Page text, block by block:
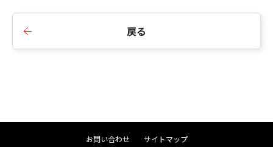
字コードを含んでいた不具合に対応しました。
2.リモートUIへのショートカットをデスクトップに
戻る
お問い合わせ サイトマップ